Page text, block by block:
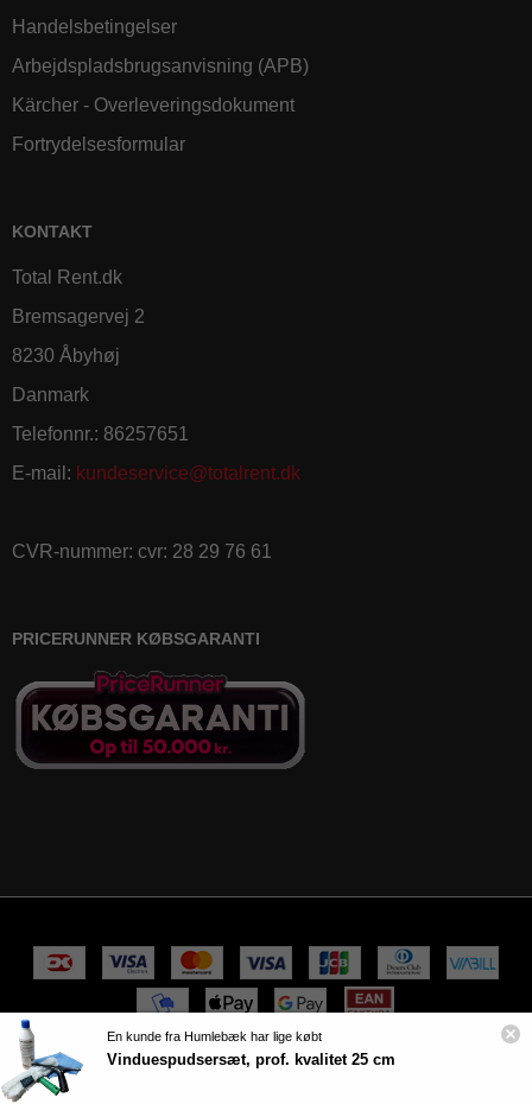
Handelsbetingelser
Arbejdspladsbrugsanvisning (APB)
Kärcher - Overleveringsdokument
Fortrydelsesformular
KONTAKT
Total Rent.dk
Bremsagervej 2
8230 Åbyhøj
Danmark
Telefonnr.: 86257651
E-mail : kundeservice@totalrent.dk
CVR-nummer: cvr: 28 29 76 61
PRICERUNNER KØBSGARANTI
100% sikker handel
En kunde fra Humlebæk har lige købt
Vinduespudsersæt, prof. kvalitet 25 cm